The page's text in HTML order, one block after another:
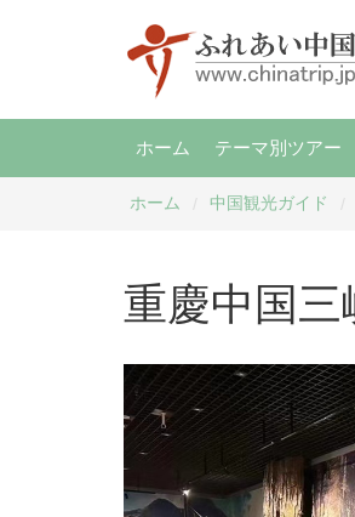
ホーム テーマ別ツアー
ホーム 中国観光ガイド
重慶中国三